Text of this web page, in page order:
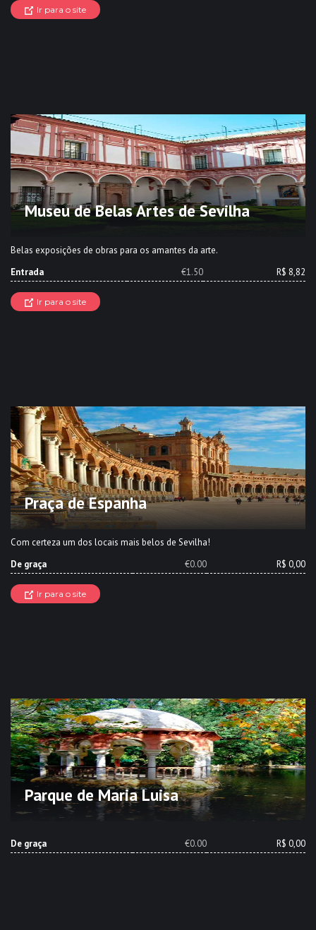
Ir para o site
Museu de Belas Artes de Sevilha
Belas exposições de obras para os amantes da arte.
Entrada
€1.50 R$ 8,82
Ir para o site
Praça de Espanha
Com certeza um dos locais mais belos de Sevilha!
De graça
€0.00 R$ 0,00
Ir para o site
Parque de Maria Luisa
De graça €0.00 R$ 0,00